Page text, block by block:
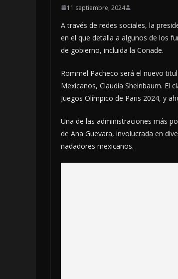
11 septiembre, 2024
A través de redes sociales, la
en el que detalla a algunos de los
de gobierno, incluida la Conade.
Rommel Pacheco será el nuevo
Mexicanos, Claudia Sheinbaum. El
Juegos Olímpico de Paris 2024, y
Una de las administraciones más
de Ana Guevara, involucrada en
nadadores mexicanos.